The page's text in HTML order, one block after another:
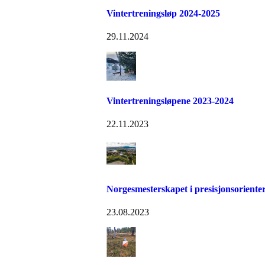
Vintertreningsløp 2024-2025
29.11.2024
Vintertreningsløpene 2023-2024
22.11.2023
Norgesmesterskapet i
23.08.2023